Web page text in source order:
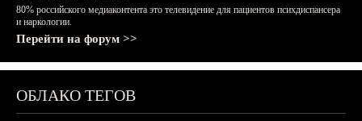
80% российского медиаконтента это телевидение для пациентов психдиспансера
и наркологии.
Перейти на форум >>
ОБЛАКО ТЕГОВ